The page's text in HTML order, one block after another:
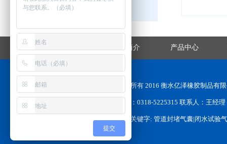
企业简介 产品中心
版权所有 2016 衡水亿泽橡胶制品有
电话：0318-5225315 联系人：王经
本站关键字: 管道封堵气囊|闭水试验
提交